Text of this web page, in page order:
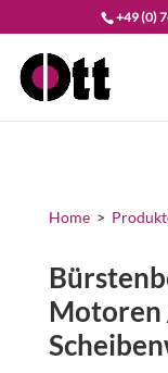
+49 (0)
Home>
Motoren